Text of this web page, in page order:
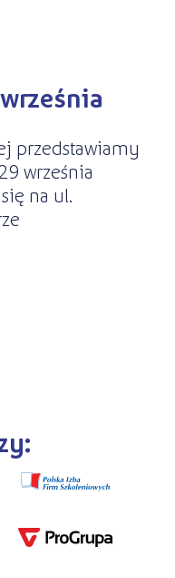
przedstawiamy
września
na ul.